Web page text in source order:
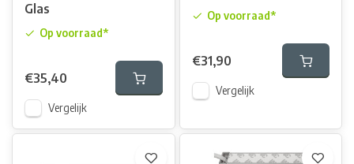
Glas
Op voorraad*
€35,40
Vergelijk
Op voorraad*
€31,90
Vergelijk